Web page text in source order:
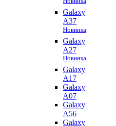
Galaxy
A37
Новинка
Galaxy
A27
Новинка
Galaxy
A17
Galaxy
A07
Galaxy
A56
Galaxy